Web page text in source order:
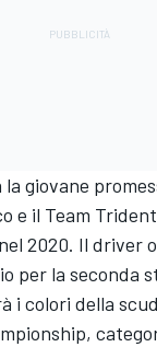
giovane
e il Team
2020. Il driver
per la seconda
i colori della